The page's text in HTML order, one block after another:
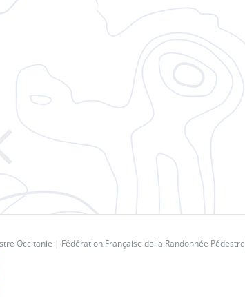
Occitanie | Fédération Française de la Randonnée Pédestre